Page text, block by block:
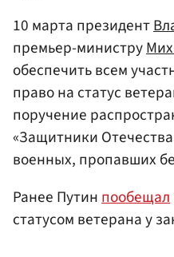
10 марта президент
премьер-министру
обеспечить всем
право на статус
поручение
«Защитники
военных, пропавших
Ранее Путинпообещал
статусом ветерана у